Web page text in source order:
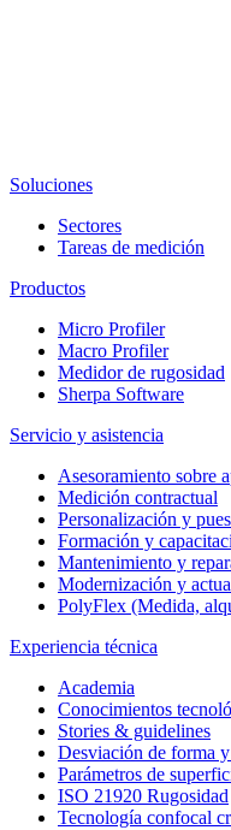
Soluciones
Sectores
Tareas de medición
Productos
Micro Profiler
Macro Profiler
Medidor de rugosidad
Sherpa Software
Servicio y asistencia
Asesoramiento sobre
Medición contractual
Personalización y
Formación y
Mantenimiento y
Modernización y
PolyFlex (Medida,
Experiencia técnica
Academia
Conocimientos
Stories & guidelines
Desviación de forma
Parámetros de
ISO 21920 Rugosidad
Tecnología confocal